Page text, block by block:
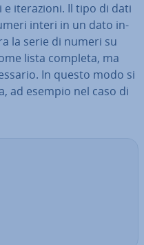
ite­ra­zio­ni. Il tipo di dati
interi in un dato in­
la serie di numeri su
lista completa, ma
In questo modo si
ad esempio nel caso di